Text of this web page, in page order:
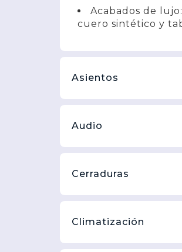
Acabados de
cuero sintético y
Asientos
Audio
Cerraduras
Climatización